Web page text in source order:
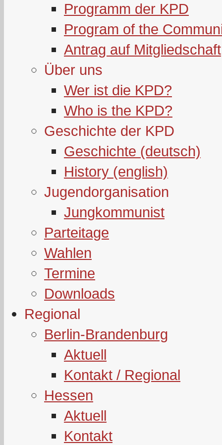
Programm der KPD
Program of the
Antrag auf Mitgliedschaft
Über uns
Wer ist die KPD?
Who is the KPD?
Geschichte der KPD
Geschichte (deutsch)
History (english)
Jugendorganisation
Jungkommunist
Parteitage
Wahlen
Termine
Downloads
Regional
Berlin-Brandenburg
Aktuell
Kontakt / Regional
Hessen
Aktuell
Kontakt